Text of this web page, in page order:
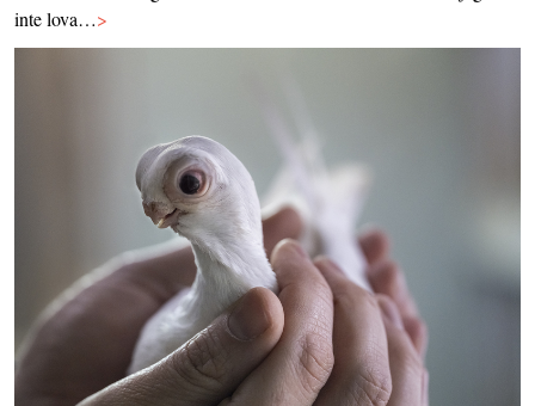
inte lova…>